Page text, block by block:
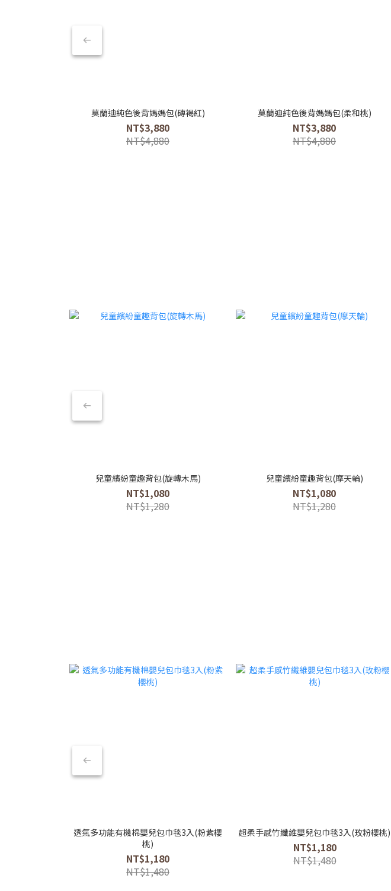
莫蘭迪純色後背媽媽包(磚褐紅)
NT$3,880
NT$4,880
莫蘭迪純色後背媽媽包(柔和桃)
NT$3,880
NT$4,880
兒童繽紛童趣背包(旋轉木馬)
NT$1,080
NT$1,280
兒童繽紛童趣背包(摩天輪)
NT$1,080
NT$1,280
透氣多功能有機棉嬰兒包巾毯3入(粉紫櫻
桃)
NT$1,180
NT$1,480
超柔手感竹纖維嬰兒包巾毯3入(玫粉櫻桃)
NT$1,180
NT$1,480